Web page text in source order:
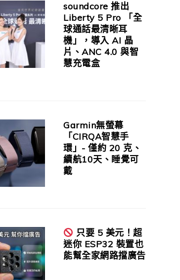
soundcore 推出
Liberty 5 Pro 「全
球通話最清晰耳
機」，導入 AI 晶
片、ANC 4.0 與智
慧充電盒
Garmin無螢幕
「CIRQA智慧手
環」- 僅約 20 克、
續航10天、睡覺可
戴
只要 5 美元！超
迷你 ESP32 裝置也
能幫全家網路擋廣告